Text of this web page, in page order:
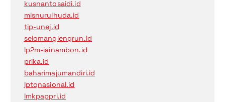
kusnantosaidi.id
misnurulhuda.id
tip-unej.id
selomanglengrun.id
lp2m-iainambon.id
prika.id
baharimajumandiri.id
lptqnasional.id
lmkpappri.id